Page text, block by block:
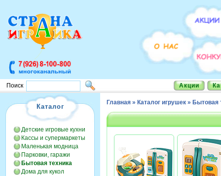
Поиск Акции
Каталог
Детские игровые кухни
Кассы и супермаркеты
Маленькая модница
Парковки, гаражи
Бытовая техника
Дома для кукол
Главная » Каталог игрушек » Бытовая